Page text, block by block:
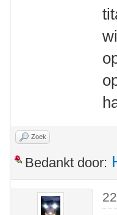
Zoek
Bedankt door: